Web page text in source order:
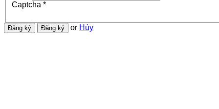
Captcha *
or Hủy